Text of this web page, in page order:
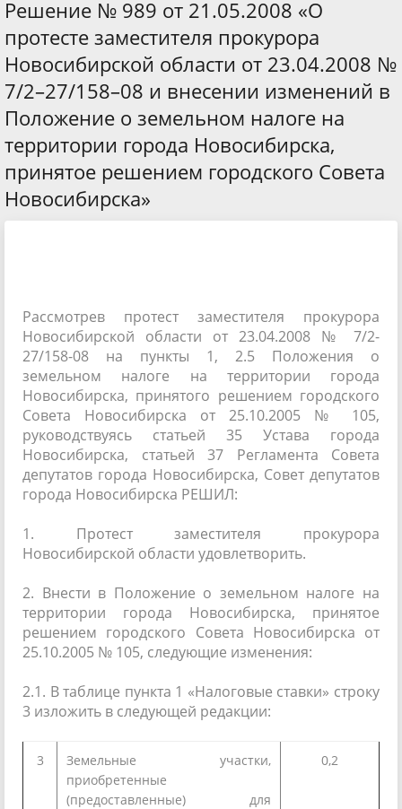
Решение № 989 от 21.05.2008 «О
протесте заместителя прокурора
Новосибирской области от 23.04.2008 №
7/2–27/158–08 и внесении изменений в
Положение о земельном налоге на
территории города Новосибирска,
принятое решением городского Совета
Новосибирска»
Рассмотрев протест заместителя прокурора
Новосибирской области от 23.04.2008 № 7/2-
27/158-08 на пункты 1, 2.5 Положения о
земельном налоге на территории города
Новосибирска, принятого решением городского
Совета Новосибирска от 25.10.2005 № 105,
руководствуясь статьей 35 Устава города
Новосибирска, статьей 37 Регламента Совета
депутатов города Новосибирска, Совет депутатов
города Новосибирска РЕШИЛ:
1. Протест заместителя прокурора
Новосибирской области удовлетворить.
2. Внести в Положение о земельном налоге на
территории города Новосибирска, принятое
решением городского Совета Новосибирска от
25.10.2005 № 105, следующие изменения:
2.1. В таблице пункта 1 «Налоговые ставки» строку
3 изложить в следующей редакции:
3
Земельные участки,
приобретенные
(предоставленные) для
0,2